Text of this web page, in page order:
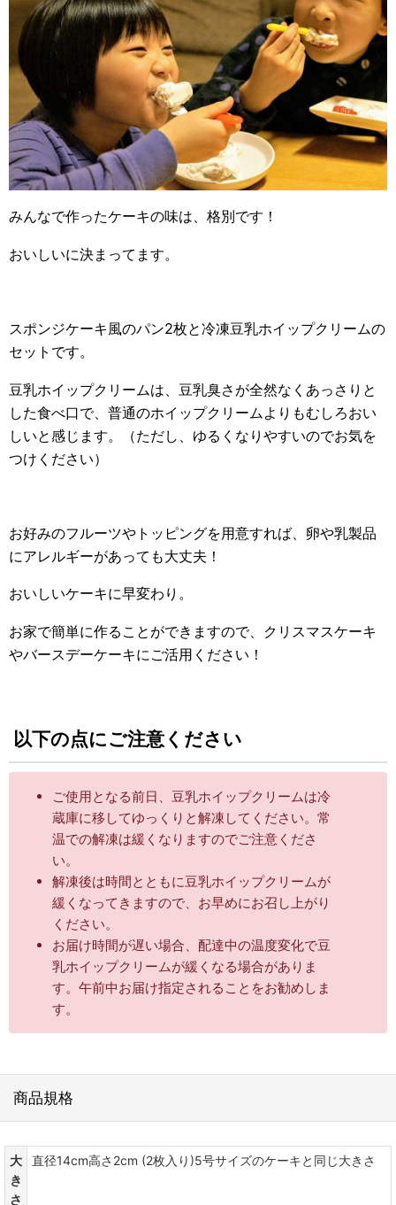
みんなで作ったケーキの味は、格別です！
おいしいに決まってます。
スポンジケーキ風のパン2枚と冷凍豆乳ホイップクリームの
セットです。
豆乳ホイップクリームは、豆乳臭さが全然なくあっさりと
した食べ口で、普通のホイップクリームよりもむしろおい
しいと感じます。（ただし、ゆるくなりやすいのでお気を
つけください）
お好みのフルーツやトッピングを用意すれば、卵や乳製品
にアレルギーがあっても大丈夫！
おいしいケーキに早変わり。
お家で簡単に作ることができますので、クリスマスケーキ
やバースデーケーキにご活用ください！
以下の点にご注意ください
ご使用となる前日、豆乳ホイップクリームは冷
蔵庫に移してゆっくりと解凍してください。常
温での解凍は緩くなりますのでご注意くださ
い。
解凍後は時間とともに豆乳ホイップクリームが
緩くなってきますので、お早めにお召し上がり
ください。
お届け時間が遅い場合、配達中の温度変化で豆
乳ホイップクリームが緩くなる場合がありま
す。午前中お届け指定されることをお勧めしま
す。
商品規格
大
き
さ
直径14cm高さ2cm (2枚入り)5号サイズのケーキと同じ大きさ